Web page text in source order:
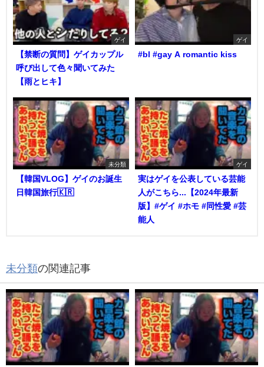
ゲイ
【禁断の質問】ゲイカップル
呼び出して色々聞いてみた
【雨とヒキ】
ゲイ
#bl #gay A romantic kiss
未分類
【韓国VLOG】ゲイのお誕生
日韓国旅行🇰🇷
ゲイ
実はゲイを公表している芸能
人がこちら...【2024年最新
版】#ゲイ #ホモ #同性愛 #芸
能人
未分類の関連記事